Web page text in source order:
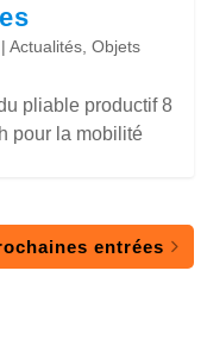
|Actualités ,Objets
pliable productif 8
pour la mobilité
entrées